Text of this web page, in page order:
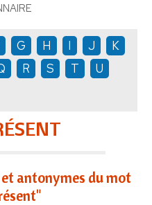
G H I J
K
R S T
U
antonymes du mot